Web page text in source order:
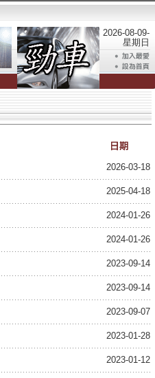
2026-08-09-
星期日
2026-03-18
2025-04-18
2024-01-26
2024-01-26
2023-09-14
2023-09-14
2023-09-07
2023-01-28
2023-01-12